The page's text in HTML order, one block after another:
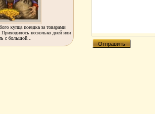
купца поездка за товарами
несколько дней или
с большой...